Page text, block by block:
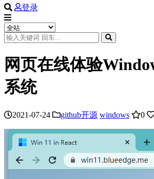
登录
网页在线体验
系统
2021-07-24 github开源 windows 0